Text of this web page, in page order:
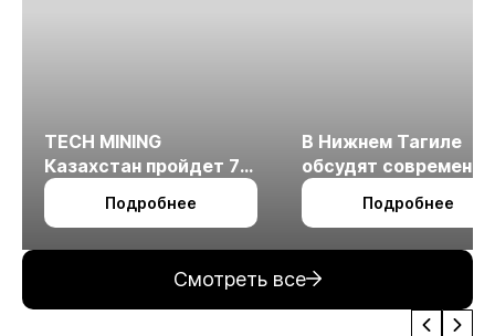
TECH MINING
Казахстан пройдет 7
октября в Алматы
Подробнее
В Нижнем Тагиле
обсудят
технологии
измельчения
Подробнее
Смотреть все